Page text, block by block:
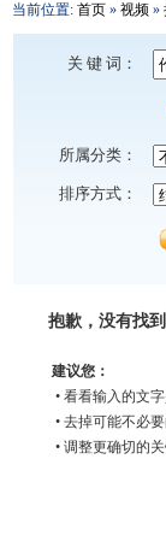
当前位置: 首页 » 视频 »
关 键 词：
所属分类：
排序方式：
抱歉，没有找
建议您：
• 看看输入的文
• 去掉可能不必
• 调整更确切的